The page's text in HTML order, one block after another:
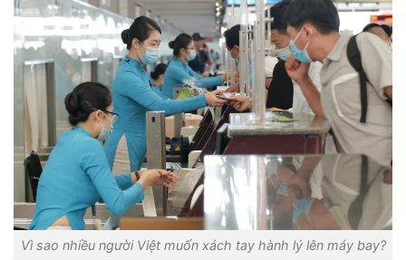
Vì sao nhiều người Việt muốn xách tay hành lý lên máy bay?